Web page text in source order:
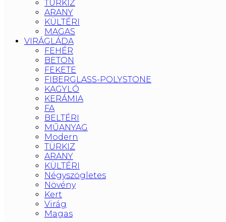
TÜRKIZ
ARANY
KÜLTÉRI
MAGAS
VIRÁGLÁDA
FEHÉR
BETON
FEKETE
FIBERGLASS-POLYSTONE
KAGYLÓ
KERÁMIA
FA
BELTÉRI
MŰANYAG
Modern
TÜRKIZ
ARANY
KÜLTÉRI
Négyszögletes
Növény
Kert
Virág
Magas